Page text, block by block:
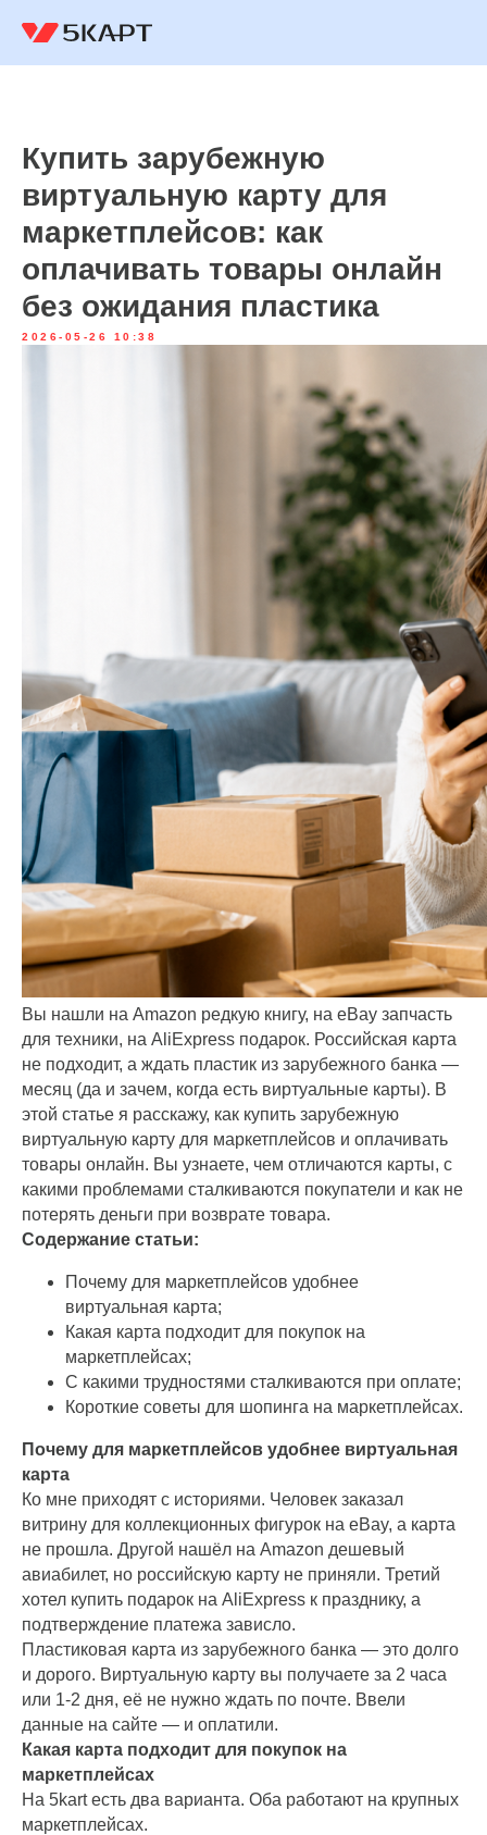
Купить зарубежную
виртуальную карту для
маркетплейсов: как
оплачивать товары онлайн
без ожидания пластика
2026-05-26 10:38
Вы нашли на Amazon редкую книгу, на eBay запчасть
для техники, на AliExpress подарок. Российская карта
не подходит, а ждать пластик из зарубежного банка —
месяц (да и зачем, когда есть виртуальные карты). В
этой статье я расскажу, как купить зарубежную
виртуальную карту для маркетплейсов и оплачивать
товары онлайн. Вы узнаете, чем отличаются карты, с
какими проблемами сталкиваются покупатели и как не
потерять деньги при возврате товара.
Содержание статьи:
Почему для маркетплейсов удобнее
виртуальная карта;
Какая карта подходит для покупок на
маркетплейсах;
С какими трудностями сталкиваются при оплате;
Короткие советы для шопинга на маркетплейсах.
Почему для маркетплейсов удобнее виртуальная
карта
Ко мне приходят с историями. Человек заказал
витрину для коллекционных фигурок на eBay, а карта
не прошла. Другой нашёл на Amazon дешевый
авиабилет, но российскую карту не приняли. Третий
хотел купить подарок на AliExpress к празднику, а
подтверждение платежа зависло.
Пластиковая карта из зарубежного банка — это долго
и дорого. Виртуальную карту вы получаете за 2 часа
или 1-2 дня, её не нужно ждать по почте. Ввели
данные на сайте — и оплатили.
Какая карта подходит для покупок на
маркетплейсах
На 5kart есть два варианта. Оба работают на крупных
маркетплейсах.